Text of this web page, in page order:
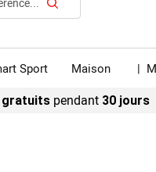
Rechercher
Sport Maison |
gratuits pendant30 jours